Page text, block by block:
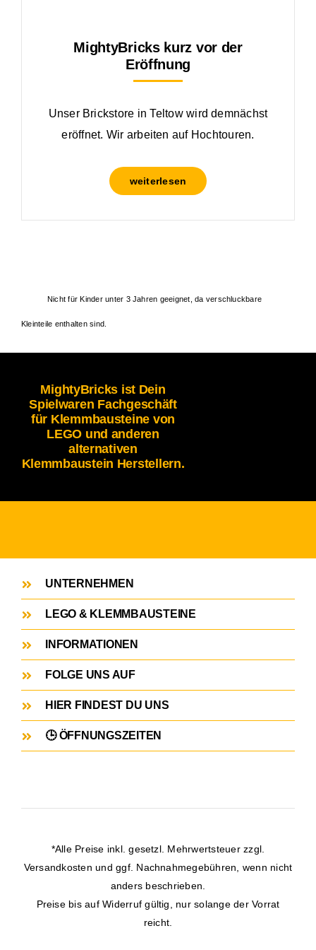
MightyBricks kurz vor der
Eröffnung
Unser Brickstore in Teltow wird demnächst
eröffnet. Wir arbeiten auf Hochtouren.
weiterlesen
Nicht für Kinder unter 3 Jahren geeignet, da verschluckbare
Kleinteile enthalten sind.
MightyBricks ist Dein
Spielwaren Fachgeschäft
für Klemmbausteine von
LEGO und anderen
alternativen
Klemmbaustein Herstellern.
UNTERNEHMEN
LEGO & KLEMMBAUSTEINE
INFORMATIONEN
FOLGE UNS AUF
HIER FINDEST DU UNS
🕒 ÖFFNUNGSZEITEN
*Alle Preise inkl. gesetzl. Mehrwertsteuer zzgl.
Versandkosten und ggf. Nachnahmegebühren, wenn nicht
anders beschrieben.
Preise bis auf Widerruf gültig, nur solange der Vorrat
reicht.